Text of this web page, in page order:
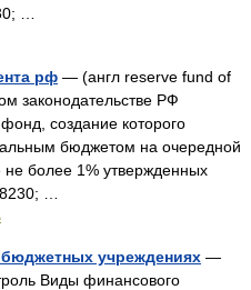
…
рф — (англ reserve fund of
законодательстве РФ
создание которого
бюджетом на очередной
более 1% утвержденных
…
учреждениях —
Виды финансового